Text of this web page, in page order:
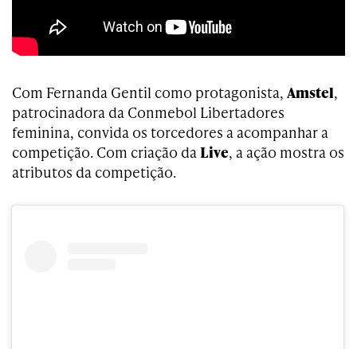
Com Fernanda Gentil como protagonista, Amstel,
patrocinadora da Conmebol Libertadores
feminina, convida os torcedores a acompanhar a
competição. Com criação da Live, a ação mostra os
atributos da competição.